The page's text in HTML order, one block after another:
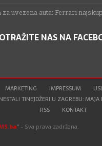
uvezena auta: Ferrari
NAS NA
MARKETING IMPRESSUM
TINEJDŽERI U ZAGREBU:
RSS
KONTAKT
" - Sva prava zadržana.